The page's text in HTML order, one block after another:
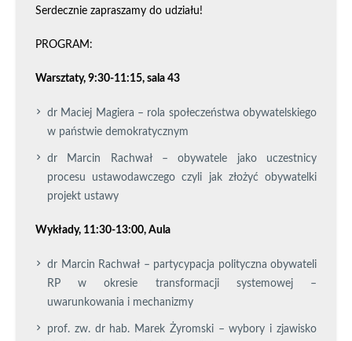
Serdecznie zapraszamy do udziału!
PROGRAM:
Warsztaty, 9:30-11:15, sala 43
dr Maciej Magiera – rola społeczeństwa obywatelskiego
w państwie demokratycznym
dr Marcin Rachwał – obywatele jako uczestnicy
procesu ustawodawczego czyli jak złożyć obywatelki
projekt ustawy
Wykłady, 11:30-13:00, Aula
dr Marcin Rachwał – partycypacja polityczna obywateli
RP w okresie transformacji systemowej –
uwarunkowania i mechanizmy
prof. zw. dr hab. Marek Żyromski – wybory i zjawisko